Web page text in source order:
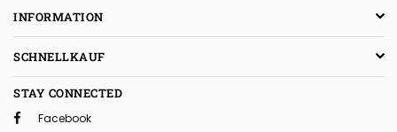
INFORMATION
SCHNELLKAUF
STAY CONNECTED
Facebook